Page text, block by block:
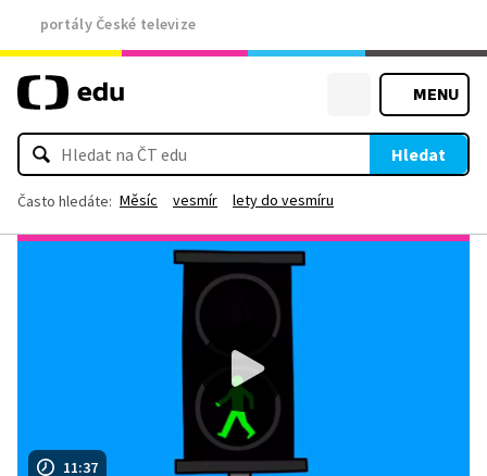
portály České televize
MENU
Hledat
Často hledáte: Měsíc vesmír lety do vesmíru
11:37